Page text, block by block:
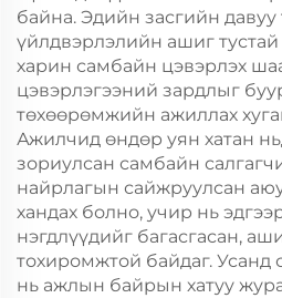
байна. Эдийн засгийн
үйлдвэрлэлийн ашиг тустай
харин самбайн цэвэрлэх
цэвэрлэгээний зардлыг
төхөөрөмжийн ажиллах
Ажилчид өндөр уян хатан
зориулсан самбайн
найрлагын сайжруулсан
хандах болно, учир нь
нэгдлүүдийг багасгасан,
тохиромжтой байдаг. Усанд
нь ажлын байрын хатуу